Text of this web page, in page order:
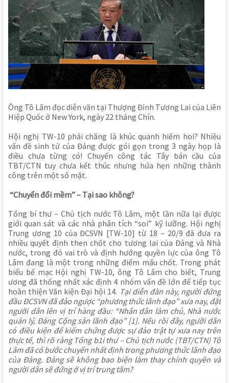
Ông Tô Lâm đọc diễn văn tại Thượng Đỉnh Tương Lai của Liên
Hiệp Quốc ở New York, ngày 22 tháng Chín.
Hội nghị TW-10 phải chăng là khúc quanh hiếm hoi? Nhiều
vấn đề sinh tử của Đảng được gói gọn trong 3 ngày họp là
điều chưa từng có! Chuyến công tác Tây bán cầu của
TBT/CTN tuy chưa kết thúc nhưng hứa hẹn những thành
công trên một số mặt.
“Chuyển đổi mềm” – Tại sao không?
Tổng bí thư – Chủ tịch nước Tô Lâm, một lần nữa lại được
giới quan sát và các nhà phân tích “soi” kỹ lưỡng. Hội nghị
Trung ương 10 của ĐCSVN [TW-10] từ 18 – 20/9 đã đưa ra
nhiều quyết định then chốt cho tương lai của Đảng và Nhà
nước, trong đó vai trò và định hướng quyền lực của ông Tô
Lâm đang là một trong những điểm mấu chốt. Trong phát
biểu bế mạc Hội nghị TW-10, ông Tô Lâm cho biết, Trung
ương đã thống nhất xác định 4 nhóm vấn đề lớn để tiếp tục
hoàn thiện Văn kiện Đại hội 14. Tại diễn đàn này, người đứng
đầu ĐCSVN đã đảo ngược “phương thức lãnh đạo” xưa nay, đặt
người dân lên vị trí hàng đầu: “Nhân dân làm chủ, Nhà nước
quản lý, Đảng Cộng sản lãnh đạo” [1]. Nếu rồi đây, người dân
có điều kiện để kiểm chứng được sự đảo trật tự xưa nay trên
thực tế, thì rõ ràng Tổng b1i thư – Chủ tịch nước (TBT/CTN) Tô
Lâm đã có bước chuyển nhất định trong phương thức lãnh đạo
của Đảng. Đảng sẽ không bao biện làm thay chính quyền và
người dân sẽ đứng ở vị trí trung tâm?